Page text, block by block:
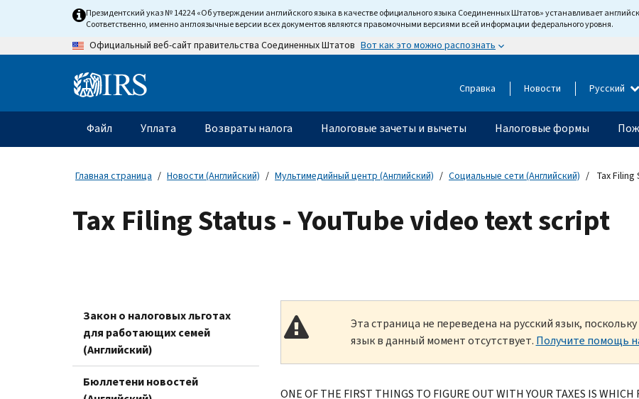
content
Президентский указ № 14224 «Об утверждении английского языка в качестве официального языка Соединенных Штатов» устанавливает
Соответственно, именно англоязычные версии всех документов являются правомочными версиями всей информации федерального уровня.
Официальный веб-сайт правительства Соединенных Штатов Вот как это можно распознать
Information Справка Новости Русский
Главное
меню
Файл Уплата Возвраты налога Налоговые зачеты и вычеты Налоговые формы
Главная страница Новости (Английский) Мультимедийный центр (Английский) Социальные сети (Английский) Tax
Tax Filing Status - YouTube video text script
Закон о налоговых льготах
для работающих семей
(Английский)
Бюллетени новостей
Эта страница не переведена на русский язык,
язык в данный момент отсутствует. Получите помощь
ONE OF THE FIRST THINGS TO FIGURE OUT WITH YOUR TAXES IS WHICH